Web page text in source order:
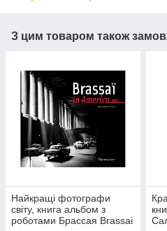
З цим товаром також
Найкращі фотографи
світу, книга альбом з
роботами Брассая Brassai